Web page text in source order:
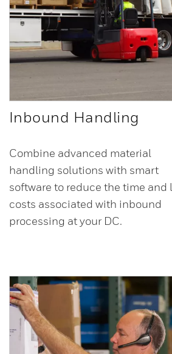
Inbound Handling
Combine advanced material
handling solutions with smart
software to reduce the time and
costs associated with inbound
processing at your DC.